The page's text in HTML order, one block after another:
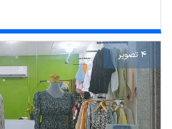
4 تصویر